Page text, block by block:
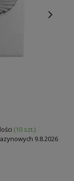
(10 szt.)
9.8.2026